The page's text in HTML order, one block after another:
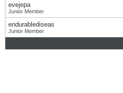
evejepa
Junior Member
endurablediseas
Junior Member